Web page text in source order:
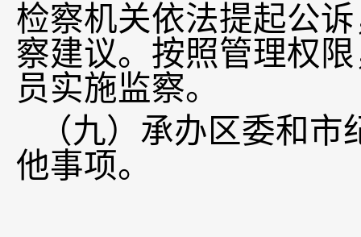
检察机关依法提起公
察建议。按照管理权
员实施监察。
（九）承办区委和
他事项。